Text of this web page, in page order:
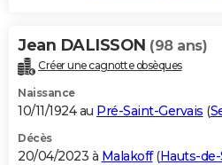
Bricolage
Lifestyle
Culture
Sport
Auto
Television
Voyage
Cinema
Jean DALISSON (98 ans)
Créer une cagnotte obsèques
Naissance
10/11/1924 au Pré-Saint-Gervais (
Décès
20/04/2023 à Malakoff(Hauts-